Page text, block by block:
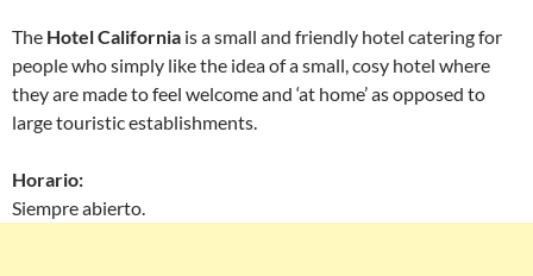
The Hotel California is a small and friendly hotel catering for
people who simply like the idea of a small, cosy hotel where
they are made to feel welcome and ‘at home’ as opposed to
large touristic establishments.
Horario:
Siempre abierto.